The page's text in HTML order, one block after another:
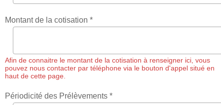
Montant de la cotisation *
Afin de connaitre le montant de la cotisation à renseigner ici, vous
pouvez nous contacter par téléphone via le bouton d'appel situé en
haut de cette page.
Périodicité des Prélèvements *